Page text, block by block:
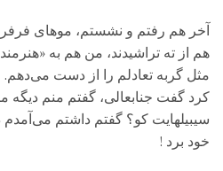
آخر هم رفتم و نشستم، موهای
هم از ته تراشیدند، من هم به
مثل گربه تعادلم را از دست می‌دهم.
کرد گفت جنابعالی، گفتم منم
سیبیلهایت کو؟ گفتم داشتم می‌آمدم
خود برد !